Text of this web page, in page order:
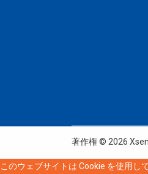
著作権 © 2026
このウェブサイトは Cookie を使用し